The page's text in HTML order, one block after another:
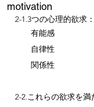
motivation
2-1.3つの心理的欲求：
有能感
自律性
関係性
2-2.これらの欲求を満